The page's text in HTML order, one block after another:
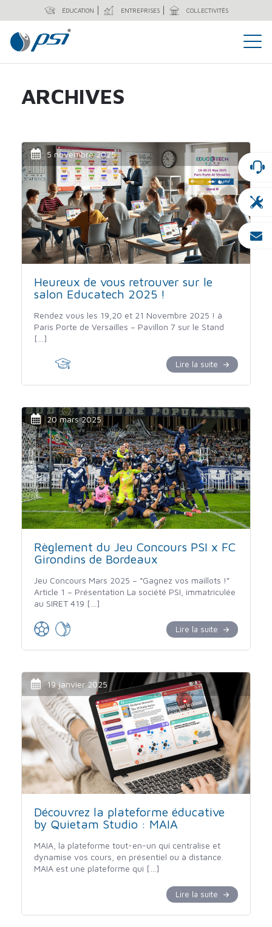
ÉDUCATION ENTREPRISES COLLECTIVITÉS
ARCHIVES
5 novembre 2025
Heureux de vous retrouver sur le
salon Educatech 2025 !
Rendez vous les 19,20 et 21 Novembre 2025 ! à
Paris Porte de Versailles – Pavillon 7 sur le Stand
[…]
Lire la suite
20 mars 2025
Règlement du Jeu Concours PSI x FC
Girondins de Bordeaux
Jeu Concours Mars 2025 – “Gagnez vos maillots !”
Article 1 – Présentation La société PSI, immatriculée
au SIRET 419 […]
Lire la suite
19 janvier 2025
Découvrez la plateforme éducative
by Quietam Studio : MAIA
MAIA, la plateforme tout-en-un qui centralise et
dynamise vos cours, en présentiel ou à distance.
MAIA est une plateforme qui […]
Lire la suite